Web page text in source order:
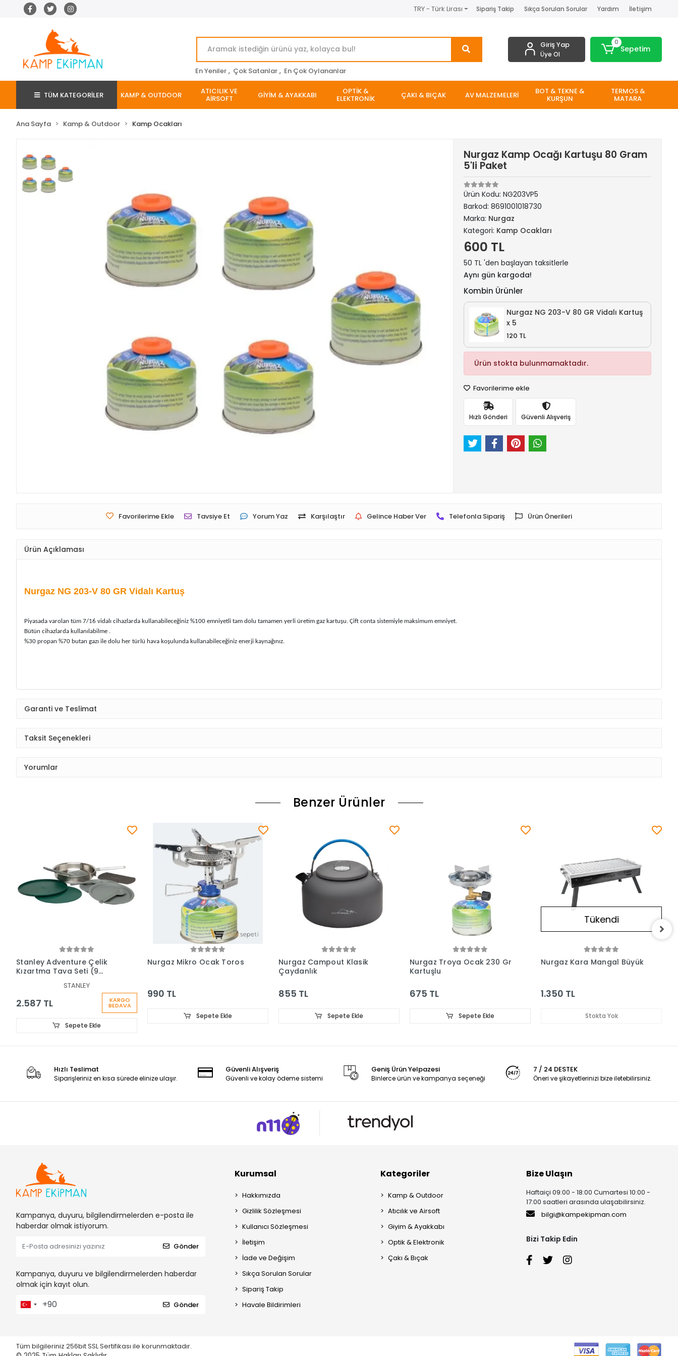
TRY - Türk Lirası Sipariş Takip Sıkça Sorulan Sorular Yardım İletişim
En Yeniler , Çok Satanlar , En Çok Oylananlar
Giriş Yap
Üye Ol
0
Sepetim
TÜM KATEGORİLER KAMP & OUTDOOR ATICILIK VE
AİRSOFT GİYİM & AYAKKABI OPTİK &
ELEKTRONİK ÇAKI & BIÇAK AV MALZEMELERİ BOT & TEKNE &
KURŞUN
TERMOS &
MATARA
Ana Sayfa Kamp & Outdoor Kamp Ocakları
Nurgaz Kamp Ocağı Kartuşu 80 Gram
5'li Paket
Ürün Kodu:NG203VP5
Barkod:8691001018730
Marka: Nurgaz
Kategori: Kamp Ocakları
600 TL
50 TL 'den başlayan taksitlerle
Aynı gün kargoda!
Kombin Ürünler
Nurgaz NG 203-V 80 GR Vidalı Kartuş
x 5
120 TL
Ürün stokta bulunmamaktadır.
Favorilerime ekle
Hızlı Gönderi Güvenli Alışveriş
Favorilerime Ekle Tavsiye Et Yorum Yaz Karşılaştır Gelince Haber Ver Telefonla Sipariş Ürün Önerileri
Ürün Açıklaması
Nurgaz NG 203-V 80 GR Vidalı Kartuş
Piyasada varolan tüm 7/16 vidalı cihazlarda kullanabileceğiniz %100 emniyetli tam dolu tamamen yerli üretim gaz kartuşu. Çift conta sistemiyle maksimum emniyet.
Bütün cihazlarda kullanılabilme .
%30 propan %70 butan gazı ile dolu her türlü hava koşulunda kullanabileceğiniz enerji kaynağınız.
Garanti ve Teslimat
Taksit Seçenekleri
Yorumlar
Benzer Ürünler
Stanley Adventure Çelik
Kızartma Tava Seti (9
STANLEY
2.587 TL KARGO
BEDAVA
Sepete Ekle
Nurgaz Mikro Ocak Toros
990 TL
Sepete Ekle
Nurgaz Campout Klasik
Çaydanlık
855 TL
Sepete Ekle
Nurgaz Troya Ocak 230 Gr
Kartuşlu
675 TL
Sepete Ekle
Tükendi
Nurgaz Kara Mangal Büyük
1.350 TL
Stokta Yok
Hızlı Teslimat
Siparişleriniz en kısa sürede elinize ulaşır.
Güvenli Alışveriş
Güvenli ve kolay ödeme sistemi
Geniş Ürün Yelpazesi
Binlerce ürün ve kampanya seçeneği
7 / 24 DESTEK
Öneri ve şikayetlerinizi bize iletebilirsiniz.
Kampanya, duyuru, bilgilendirmelerden e-posta ile
haberdar olmak istiyorum.
Gönder
Kampanya, duyuru ve bilgilendirmelerden haberdar
olmak için kayıt olun.
Gönder
Kurumsal
Hakkımızda
Gizlilik Sözleşmesi
Kullanıcı Sözleşmesi
İletişim
İade ve Değişim
Sıkça Sorulan Sorular
Sipariş Takip
Havale Bildirimleri
Kategoriler
Kamp & Outdoor
Atıcılık ve Airsoft
Giyim & Ayakkabı
Optik & Elektronik
Çakı & Bıçak
Bize Ulaşın
Haftaiçi 09:00 - 18:00 Cumartesi 10:00 -
17:00 saatleri arasında ulaşabilirsiniz.
bilgi@kampekipman.com
Bizi Takip Edin
Tüm bilgileriniz 256bit SSL Sertifikası ile korunmaktadır.